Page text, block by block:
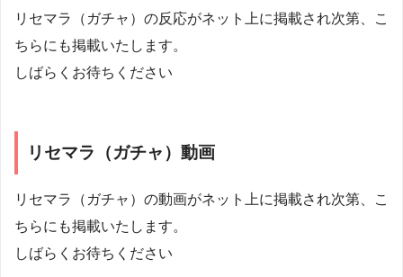
リセマラ（ガチャ）の反応がネット上に掲載され次第、こ
ちらにも掲載いたします。
しばらくお待ちください
リセマラ（ガチャ）動画
リセマラ（ガチャ）の動画がネット上に掲載され次第、こ
ちらにも掲載いたします。
しばらくお待ちください